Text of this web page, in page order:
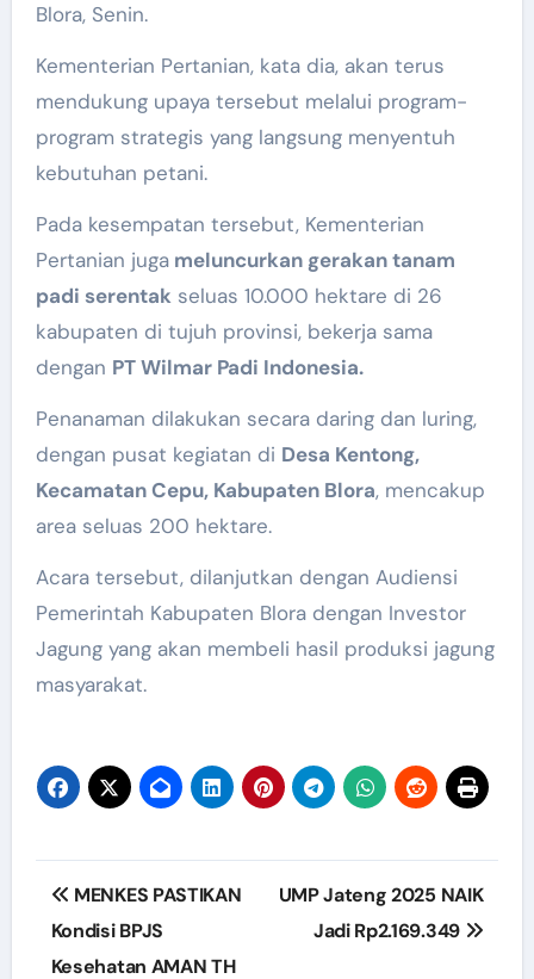
Blora, Senin.
Kementerian Pertanian, kata dia, akan terus
mendukung upaya tersebut melalui program-
program strategis yang langsung menyentuh
kebutuhan petani.
Pada kesempatan tersebut, Kementerian
Pertanian jugameluncurkan gerakan tanam
padi serentakseluas 10.000 hektare di 26
kabupaten di tujuh provinsi, bekerja sama
dengan PT Wilmar Padi Indonesia.
Penanaman dilakukan secara daring dan luring,
dengan pusat kegiatan di Desa Kentong,
Kecamatan Cepu, Kabupaten Blora, mencakup
area seluas 200 hektare.
Acara tersebut, dilanjutkan dengan Audiensi
Pemerintah Kabupaten Blora dengan Investor
Jagung yang akan membeli hasil produksi jagung
masyarakat.
Post
navigation
MENKES PASTIKAN
Kondisi BPJS
Kesehatan AMAN TH
UMP Jateng 2025 NAIK
Jadi Rp2.169.349